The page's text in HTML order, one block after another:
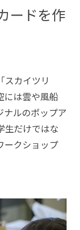
ードを作
スカイツリ
には雲や風船
ナルのポップア
生だけではな
ークショップ